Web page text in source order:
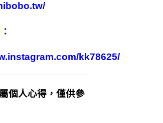
：
kk78625/
個人心得，僅供參